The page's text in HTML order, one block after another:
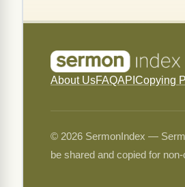
About UsFAQAPI Copying
© 2026 SermonIndex —
be shared and copied for